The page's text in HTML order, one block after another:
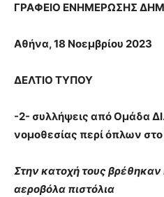
ΓΡΑΦΕΙΟ ΕΝΗΜΕΡΩΣΗΣ
Αθήνα, 18 Νοεμβρίου 2023
ΔΕΛΤΙΟ ΤΥΠΟΥ
-2- συλλήψεις από Ομάδα
νομοθεσίας περί όπλων
Στην κατοχή τους
αεροβόλα πιστόλια